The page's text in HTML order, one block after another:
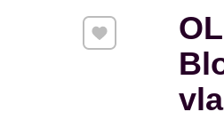
Pridať k Obľúbeným